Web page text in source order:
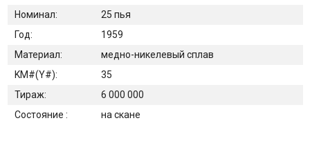
Номинал:
25 пья
Год:
1959
Материал:
медно-никелевый сплав
KM#(Y#):
35
Тираж:
6 000 000
Состояние :
на скане